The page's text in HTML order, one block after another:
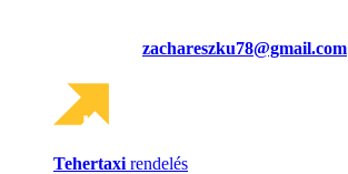
zachareszku78@gmail.com
Tehertaxi rendelés